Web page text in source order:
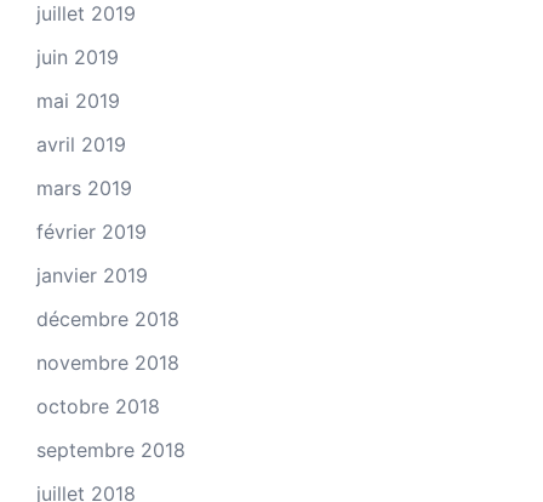
juillet 2019
juin 2019
mai 2019
avril 2019
mars 2019
février 2019
janvier 2019
décembre 2018
novembre 2018
octobre 2018
septembre 2018
juillet 2018